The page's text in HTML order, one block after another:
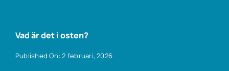
Vad är det i osten?
Published On: 2 februari, 2026